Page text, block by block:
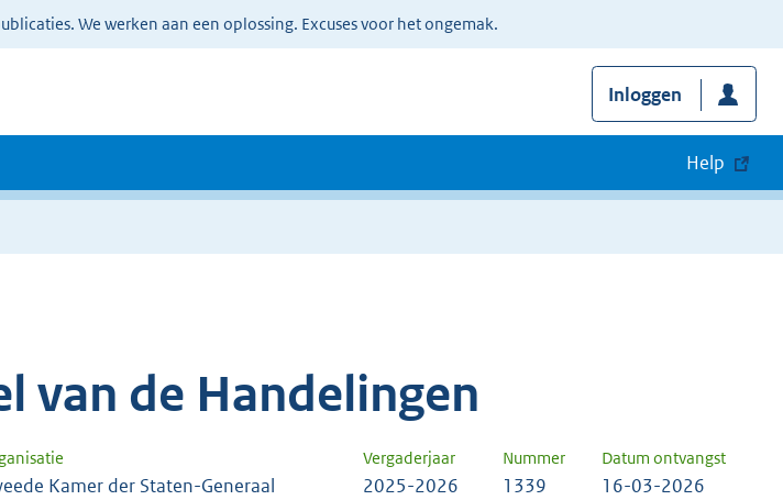
We werken aan een oplossing. Excuses voor het ongemak.
Inloggen
Help
van de Handelingen
Vergaderjaar Nummer Datum ontvangst
Kamer der Staten-Generaal 2025-2026 1339 16-03-2026